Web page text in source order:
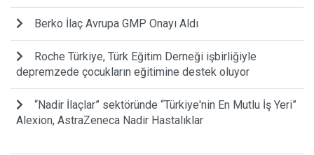
Berko İlaç Avrupa GMP Onayı Aldı
Roche Türkiye, Türk Eğitim Derneği işbirliğiyle
depremzede çocukların eğitimine destek oluyor
“Nadir İlaçlar” sektöründe “Türkiye'nin En Mutlu İş Yeri”
Alexion, AstraZeneca Nadir Hastalıklar